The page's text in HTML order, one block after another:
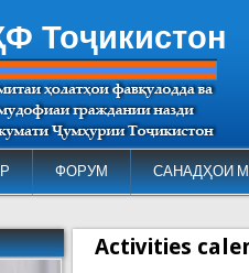
Тоҷикистон
ФОРУМ САНАДҲОИ
Activities